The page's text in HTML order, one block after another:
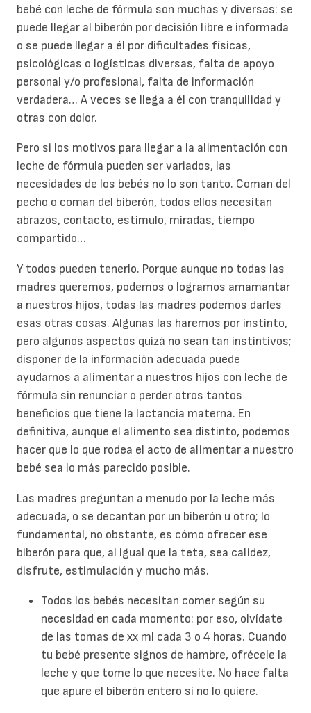
bebé con leche de fórmula son muchas y diversas: se
puede llegar al biberón por decisión libre e informada
o se puede llegar a él por dificultades físicas,
psicológicas o logísticas diversas, falta de apoyo
personal y/o profesional, falta de información
verdadera… A veces se llega a él con tranquilidad y
otras con dolor.
Pero si los motivos para llegar a la alimentación con
leche de fórmula pueden ser variados, las
necesidades de los bebés no lo son tanto. Coman del
pecho o coman del biberón, todos ellos necesitan
abrazos, contacto, estímulo, miradas, tiempo
compartido…
Y todos pueden tenerlo. Porque aunque no todas las
madres queremos, podemos o logramos amamantar
a nuestros hijos, todas las madres podemos darles
esas otras cosas. Algunas las haremos por instinto,
pero algunos aspectos quizá no sean tan instintivos;
disponer de la información adecuada puede
ayudarnos a alimentar a nuestros hijos con leche de
fórmula sin renunciar o perder otros tantos
beneficios que tiene la lactancia materna. En
definitiva, aunque el alimento sea distinto, podemos
hacer que lo que rodea el acto de alimentar a nuestro
bebé sea lo más parecido posible.
Las madres preguntan a menudo por la leche más
adecuada, o se decantan por un biberón u otro; lo
fundamental, no obstante, es cómo ofrecer ese
biberón para que, al igual que la teta, sea calidez,
disfrute, estimulación y mucho más.
Todos los bebés necesitan comer según su
necesidad en cada momento: por eso, olvídate
de las tomas de xx ml cada 3 o 4 horas. Cuando
tu bebé presente signos de hambre, ofrécele la
leche y que tome lo que necesite. No hace falta
que apure el biberón entero si no lo quiere.